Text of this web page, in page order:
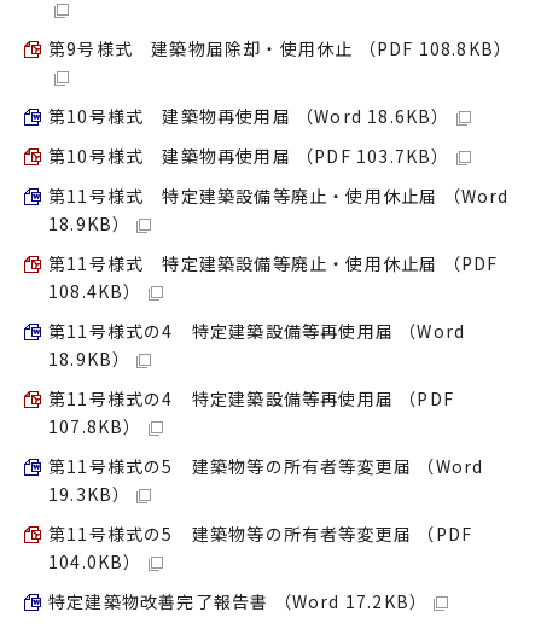
第9号様式 建築物届除却・使用休止 （PDF 108.8KB）
第10号様式 建築物再使用届 （Word 18.6KB）
第10号様式 建築物再使用届 （PDF 103.7KB）
第11号様式 特定建築設備等廃止・使用休止届 （Word
18.9KB）
第11号様式 特定建築設備等廃止・使用休止届 （PDF
108.4KB）
第11号様式の4 特定建築設備等再使用届 （Word
18.9KB）
第11号様式の4 特定建築設備等再使用届 （PDF
107.8KB）
第11号様式の5 建築物等の所有者等変更届 （Word
19.3KB）
第11号様式の5 建築物等の所有者等変更届 （PDF
104.0KB）
特定建築物改善完了報告書 （Word 17.2KB）